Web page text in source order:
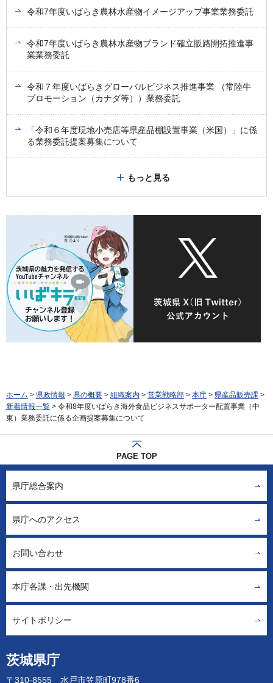
令和7年度いばらき農林水産物イメージアップ事業業務委託
令和7年度いばらき農林水産物ブランド確立販路開拓推進事
業業務委託
令和７年度いばらきグローバルビジネス推進事業 （常陸牛
プロモーション（カナダ等））業務委託
「令和６年度現地小売店等県産品棚設置事業（米国）」に係
る業務委託提案募集について
もっと見る
ホーム > 県政情報 > 県の概要 > 組織案内 > 営業戦略部 > 本庁 > 県産品販売課 >
新着情報一覧 > 令和8年度いばらき海外食品ビジネスサポーター配置事業（中
東）業務委託に係る企画提案募集について
PAGE TOP
茨城県庁
〒310-8555 水戸市笠原町978番6
県庁総合案内
県庁へのアクセス
お問い合わせ
本庁各課・出先機関
サイトポリシー